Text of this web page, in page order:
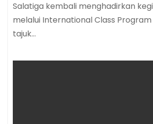
Salatiga kembali menghadirkan
melalui International Class
tajuk…